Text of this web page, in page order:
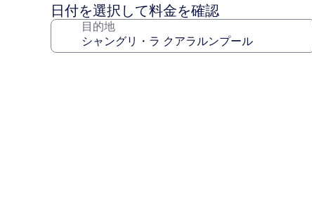
日付を選択して料金を確認
目的地